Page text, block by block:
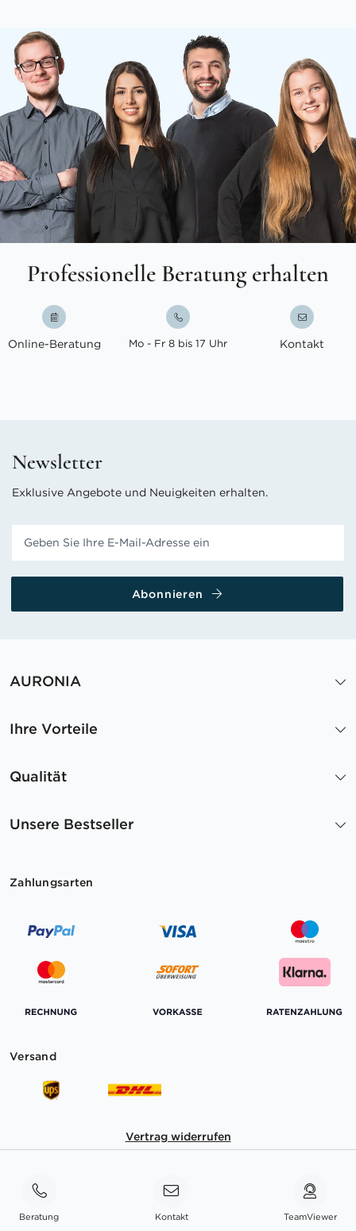
Professionelle Beratung erhalten
Online-Beratung Mo - Fr 8 bis 17 Uhr Kontakt
Newsletter
Exklusive Angebote und Neuigkeiten erhalten.
Abonnieren
AURONIA
Ihre Vorteile
Qualität
Unsere Bestseller
Zahlungsarten
Versand
Vertrag widerrufen
Beratung Kontakt TeamViewer